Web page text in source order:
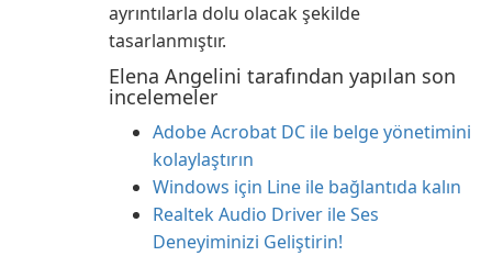
ayrıntılarla dolu olacak şekilde
tasarlanmıştır.
Elena Angelini tarafından yapılan son
incelemeler
Adobe Acrobat DC ile belge yönetimini
kolaylaştırın
Windows için Line ile bağlantıda kalın
Realtek Audio Driver ile Ses
Deneyiminizi Geliştirin!